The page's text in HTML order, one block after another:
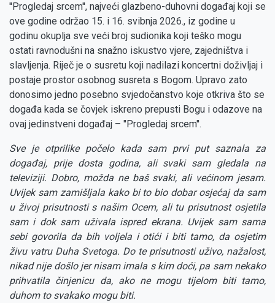
''Progledaj srcem'', najveći glazbeno-duhovni događaj koji se
ove godine održao 15. i 16. svibnja 2026., iz godine u
godinu okuplja sve veći broj sudionika koji teško mogu
ostati ravnodušni na snažno iskustvo vjere, zajedništva i
slavljenja. Riječ je o susretu koji nadilazi koncertni doživljaj i
postaje prostor osobnog susreta s Bogom. Upravo zato
donosimo jedno posebno svjedočanstvo koje otkriva što se
događa kada se čovjek iskreno prepusti Bogu i odazove na
ovaj jedinstveni događaj – ''Progledaj srcem''.
Sve je otprilike počelo kada sam prvi put saznala za
događaj, prije dosta godina, ali svaki sam gledala na
televiziji. Dobro, možda ne baš svaki, ali većinom jesam.
Uvijek sam zamišljala kako bi to bio dobar osjećaj da sam
u živoj prisutnosti s našim Ocem, ali tu prisutnost osjetila
sam i dok sam uživala ispred ekrana. Uvijek sam sama
sebi govorila da bih voljela i otići i biti tamo, da osjetim
živu vatru Duha Svetoga. Do te prisutnosti uživo, nažalost,
nikad nije došlo jer nisam imala s kim doći, pa sam nekako
prihvatila činjenicu da, ako ne mogu tijelom biti tamo,
duhom to svakako mogu biti.